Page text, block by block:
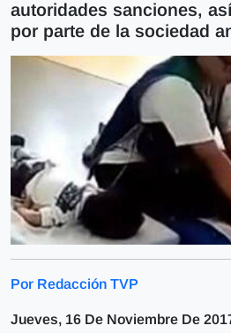
autoridades sanciones,
por parte de la sociedad
Por Redacción TVP
Jueves, 16 De Noviembre De